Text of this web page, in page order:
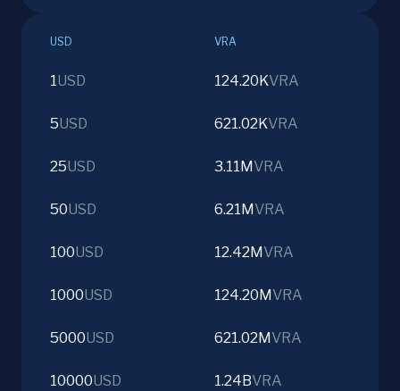
USD VRA
1USD 124.20KVRA
5USD 621.02KVRA
25USD 3.11M VRA
50USD 6.21M VRA
100USD 12.42M VRA
1000USD 124.20M VRA
5000USD 621.02M VRA
10000USD 1.24BVRA